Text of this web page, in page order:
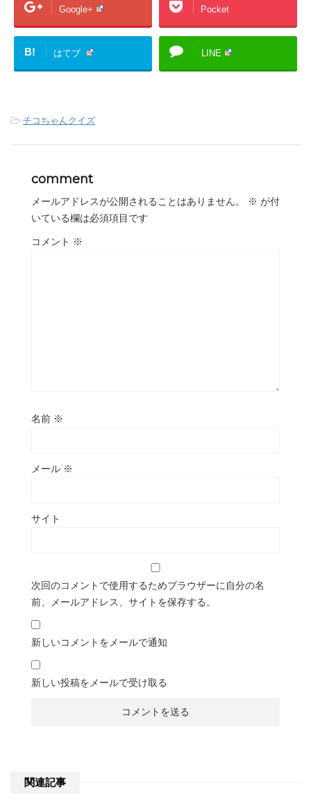
Google+ Pocket
B! はてブ LINE
-チコちゃんクイズ
comment
メールアドレスが公開されることはありません。 ※ が付
いている欄は必須項目です
コメント ※
名前 ※
メール ※
サイト
次回のコメントで使用するためブラウザーに自分の名
前、メールアドレス、サイトを保存する。
新しいコメントをメールで通知
新しい投稿をメールで受け取る
関連記事